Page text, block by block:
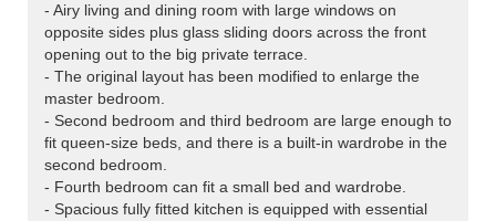
- Airy living and dining room with large windows on
opposite sides plus glass sliding doors across the front
opening out to the big private terrace.
- The original layout has been modified to enlarge the
master bedroom.
- Second bedroom and third bedroom are large enough to
fit queen-size beds, and there is a built-in wardrobe in the
second bedroom.
- Fourth bedroom can fit a small bed and wardrobe.
- Spacious fully fitted kitchen is equipped with essential